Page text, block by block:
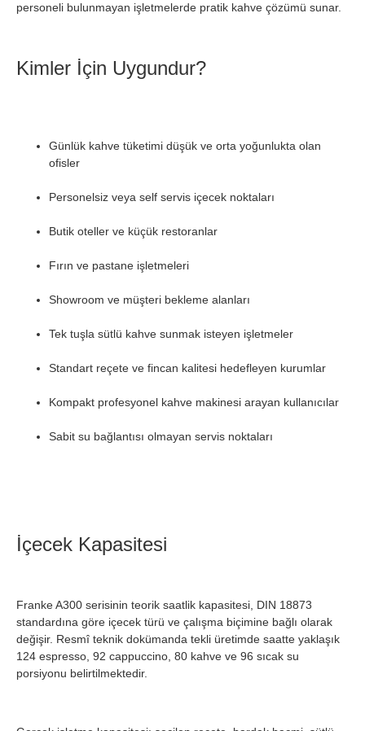
personeli bulunmayan işletmelerde pratik kahve çözümü sunar.
Kimler İçin Uygundur?
Günlük kahve tüketimi düşük ve orta yoğunlukta olan
ofisler
Personelsiz veya self servis içecek noktaları
Butik oteller ve küçük restoranlar
Fırın ve pastane işletmeleri
Showroom ve müşteri bekleme alanları
Tek tuşla sütlü kahve sunmak isteyen işletmeler
Standart reçete ve fincan kalitesi hedefleyen kurumlar
Kompakt profesyonel kahve makinesi arayan kullanıcılar
Sabit su bağlantısı olmayan servis noktaları
İçecek Kapasitesi
Franke A300 serisinin teorik saatlik kapasitesi, DIN 18873
standardına göre içecek türü ve çalışma biçimine bağlı olarak
değişir. Resmî teknik dokümanda tekli üretimde saatte yaklaşık
124 espresso, 92 cappuccino, 80 kahve ve 96 sıcak su
porsiyonu belirtilmektedir.